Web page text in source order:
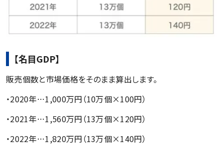
【名目GDP】
販売個数と市場価格をそのまま算出します。
・2020年…1,000万円（10万個×100円）
・2021年…1,560万円（13万個×120円）
・2022年…1,820万円（13万個×140円）